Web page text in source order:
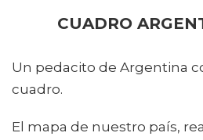
CUADRO
Un pedacito de Argentina
cuadro.
El mapa de nuestro país,